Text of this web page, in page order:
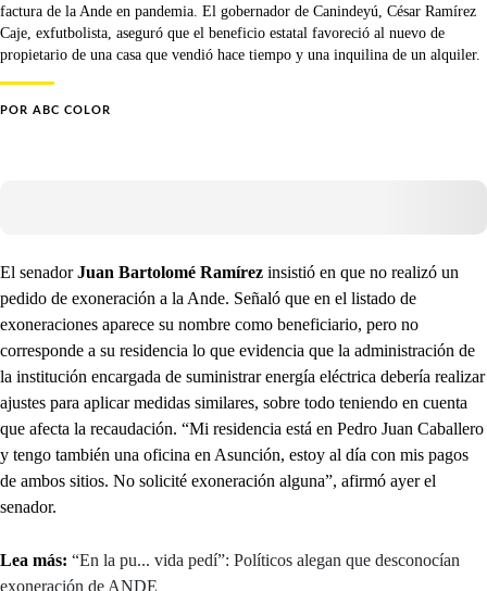
factura de la Ande en pandemia. El gobernador de Canindeyú, César Ramírez
Caje, exfutbolista, aseguró que el beneficio estatal favoreció al nuevo de
propietario de una casa que vendió hace tiempo y una inquilina de un alquiler.
POR ABC COLOR
El senadorJuan Bartolomé Ramírez insistió en que no realizó un
pedido de exoneración a la Ande. Señaló que en el listado de
exoneraciones aparece su nombre como beneficiario, pero no
corresponde a su residencia lo que evidencia que la administración de
la institución encargada de suministrar energía eléctrica debería realizar
ajustes para aplicar medidas similares, sobre todo teniendo en cuenta
que afecta la recaudación. “Mi residencia está en Pedro Juan Caballero
y tengo también una oficina en Asunción, estoy al día con mis pagos
de ambos sitios. No solicité exoneración alguna”, afirmó ayer el
senador.
Lea más: “En la pu... vida pedí”: Políticos alegan que desconocían
exoneración de ANDE